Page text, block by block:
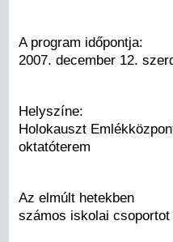
A program időpontja:
2007. december 12.
Helyszíne:
Holokauszt
oktatóterem
Az elmúlt hetekben
számos iskolai